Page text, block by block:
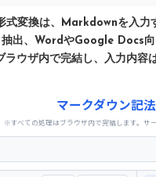
式変換は、Markdownを入力
出、WordやGoogle Docs
ラウザ内で完結し、入力内容
マークダウン記
※すべての処理はブラウザ内で完結します。サ